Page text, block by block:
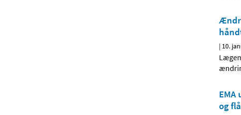
| 10.
og